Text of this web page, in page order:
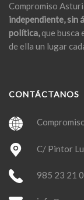
Compromiso
independiente, sin
política,que busca
de ella un lugar
CONTÁCTANOS
Compromiso
C/ Pintor
985 23 21